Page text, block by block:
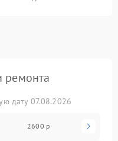
ремонта
дату 07.08.2026
2600 р